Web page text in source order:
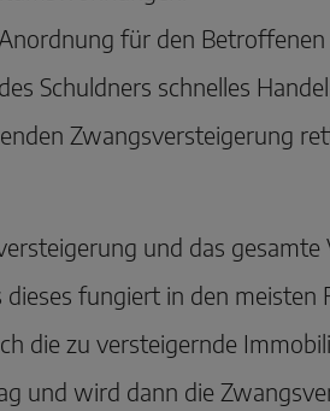
für den Betroffenen
Schuldners schnelles
Zwangsversteigerung
und das
dieses fungiert in den meisten
die zu versteigernde
und wird dann die